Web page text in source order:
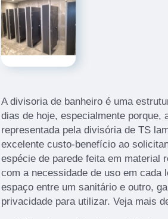
A divisoria de banheiro é uma
dias de hoje, especialmente porque,
representada pela divisória de TS
excelente custo-benefício ao
espécie de parede feita em material
com a necessidade de uso em cada
espaço entre um sanitário e outro,
privacidade para utilizar. Veja mais